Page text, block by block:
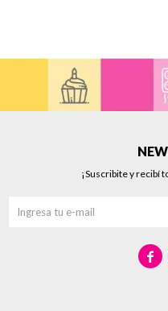
¡Suscribite y recibí
